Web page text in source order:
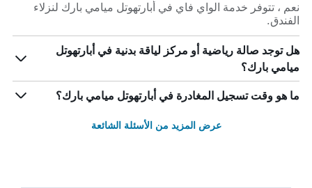
نعم ، تتوفر خدمة الواي فاي في أبارتهوتل ميامي بارك لنزلاء
الفندق.
هل توجد صالة رياضية أو مركز لياقة بدنية في أبارتهوتل
ميامي بارك؟
ما هو وقت تسجيل المغادرة في أبارتهوتل ميامي بارك؟
عرض المزيد من الأسئلة الشائعة